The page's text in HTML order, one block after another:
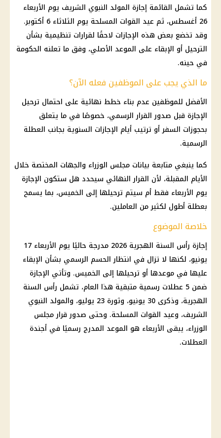
كما تشمل القائمة إجازة المولد النبوي الشريف يوم الأربعاء
26 أغسطس، ثم
عيد القوات المسلحة
يوم الثلاثاء 6 أكتوبر.
وقد تخضع بعض هذه الإجازات لاحقًا لقرارات تنظيمية بشأن
الترحيل أو الإبقاء على الموعد الأصلي، وفق ما تعلنه الحكومة
في حينه.
ما الذي يجب على الموظفين فعله الآن؟
الأفضل للموظفين عدم بناء خطط نهائية على احتمال ترحيل
الإجازة قبل صدور القرار الرسمي، خصوصًا في ما يتعلق
بحجوزات السفر أو ترتيب أيام الإجازات السنوية بجانب العطلة
الرسمية.
كما ينبغي متابعة بيانات مجلس الوزراء والجهات المختصة خلال
الأيام المقبلة، لأن القرار النهائي سيحدد هل ستكون الإجازة
يوم الأربعاء فقط أم سيتم ترحيلها إلى الخميس، بما يسمح
بعطلة أطول لكثير من العاملين.
خلاصة الموضوع
إجازة رأس السنة الهجرية 2026
مدرجة حاليًا يوم الأربعاء 17
يونيو، لكنها لا تزال في انتظار الحسم الرسمي بشأن الإبقاء
عليها في موعدها أو ترحيلها إلى الخميس. وتأتي الإجازة
ضمن 5 عطلات رسمية متبقية هذا العام، تشمل
رأس السنة
الهجرية
، وذكرى 30 يونيو، وثورة 23 يوليو، والمولد النبوي
الشريف، وعيد القوات المسلحة. وحتى صدور قرارمجلس
الوزراء، يبقى الأربعاء هو الموعد المدرج رسميًا في أجندة
العطلات.